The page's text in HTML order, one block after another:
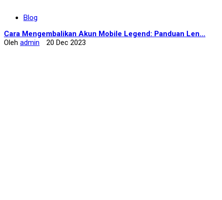
Blog
Cara Mengembalikan Akun Mobile Legend: Panduan Len...
Oleh admin 20 Dec 2023